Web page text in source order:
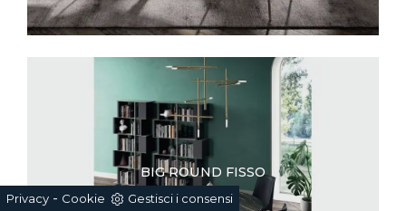
Privacy - Cookie Gestisci i consensi
BIG ROUND FISSO